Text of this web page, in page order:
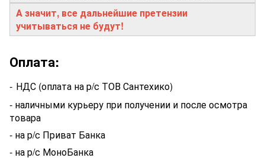
А значит, все дальнейшие претензии
учитываться не будут!
Оплата:
- НДС (оплата на р/с ТОВ Сантехико)
- наличными курьеру при получении и после осмотра
товара
- на р/с Приват Банка
- на р/с МоноБанка